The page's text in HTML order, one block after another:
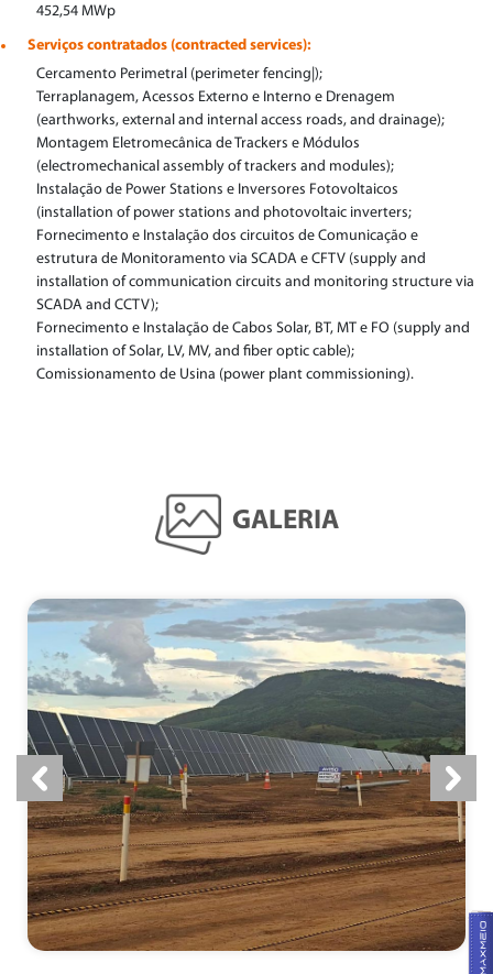
452,54 MWp
Serviços contratados (contracted services):
Cercamento Perimetral (perimeter fencing|);
Terraplanagem, Acessos Externo e Interno e Drenagem
(earthworks, external and internal access roads, and drainage);
Montagem Eletromecânica de Trackers e Módulos
(electromechanical assembly of trackers and modules);
Instalação de Power Stations e Inversores Fotovoltaicos
(installation of power stations and photovoltaic inverters;
Fornecimento e Instalação dos circuitos de Comunicação e
estrutura de Monitoramento via SCADA e CFTV (supply and
installation of communication circuits and monitoring structure via
SCADA and CCTV);
Fornecimento e Instalação de Cabos Solar, BT, MT e FO (supply and
installation of Solar, LV, MV, and fiber optic cable);
Comissionamento de Usina (power plant commissioning).
GALERIA